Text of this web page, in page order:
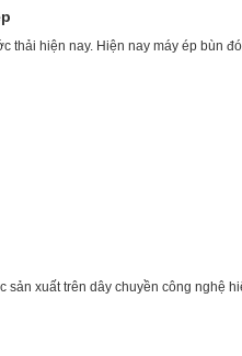
thải hiện nay. Hiện nay máy ép bùn
xuất trên dây chuyền công nghệ